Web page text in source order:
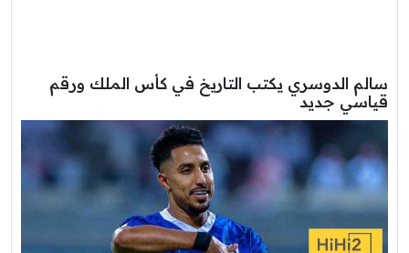
سالم الدوسري يكتب التاريخ في كأس الملك ورقم
قياسي جديد